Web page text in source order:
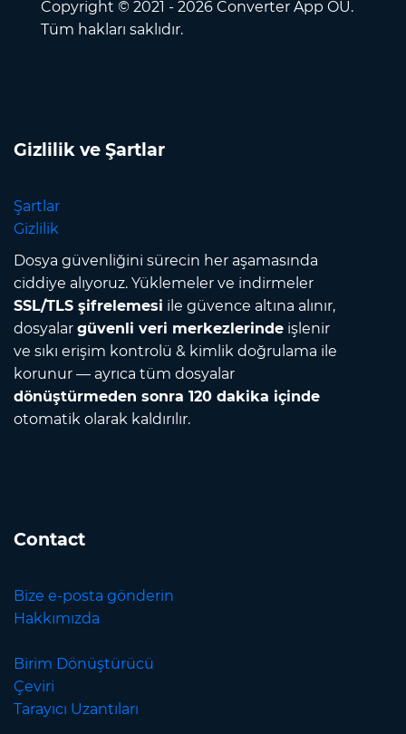
Copyright © 2021 - 2026 Converter App OÜ.
Tüm hakları saklıdır.
Gizlilik ve Şartlar
Şartlar
Gizlilik
Dosya güvenliğini sürecin her aşamasında
ciddiye alıyoruz. Yüklemeler ve indirmeler
SSL/TLS şifrelemesi ile güvence altına alınır,
dosyalar güvenli veri merkezlerinde işlenir
ve sıkı erişim kontrolü & kimlik doğrulama ile
korunur — ayrıca tüm dosyalar
dönüştürmeden sonra 120 dakika içinde
otomatik olarak kaldırılır.
Contact
Bize e-posta gönderin
Hakkımızda
Birim Dönüştürücü
Çeviri
Tarayıcı Uzantıları